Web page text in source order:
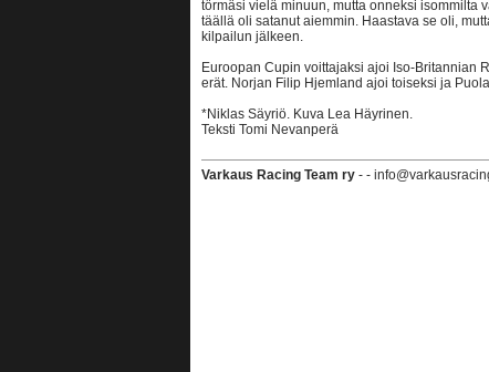
törmäsi vielä minuun, mutta onneksi isommilta
täällä oli satanut aiemmin. Haastava se oli,
kilpailun jälkeen.
Euroopan Cupin voittajaksi ajoi Iso-Britannian
erät. Norjan Filip Hjemland ajoi toiseksi ja
*Niklas Säyriö. Kuva Lea Häyrinen.
Teksti Tomi Nevanperä
Varkaus Racing Team ry - -